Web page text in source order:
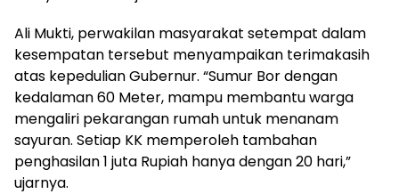
Ali Mukti, perwakilan masyarakat setempat dalam
kesempatan tersebut menyampaikan terimakasih
atas kepedulian Gubernur. “Sumur Bor dengan
kedalaman 60 Meter, mampu membantu warga
mengaliri pekarangan rumah untuk menanam
sayuran. Setiap KK memperoleh tambahan
penghasilan 1 juta Rupiah hanya dengan 20 hari,”
ujarnya.